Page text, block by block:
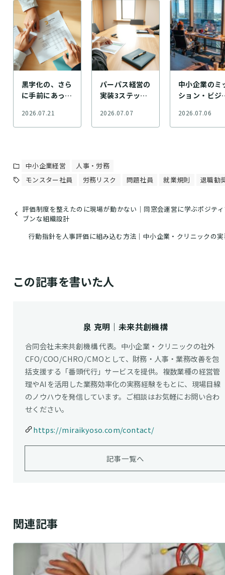
黒字化の、さら
に手前にあった
ク経営の損益分
岐点と資金繰り
2026.07.21
パーパス経営の
実装3ステップ
を経営判断の軸
にする方法
2026.07.07
中小企業のミ
ション・ビジ
継者も使える
め方
2026.07.06
中小企業経営
人事・労務
モンスター社員
労務リスク 問題社員 就業規則 退職勧
評価制度を整えたのに現場が動かない｜同窓会運営に学ぶポジテ
ブンな組織設計
行動指針を人事評価に組み込む方法｜中小企業・クリニックの
この記事を書いた人
泉 克明｜未来共創機構
合同会社未来共創機構 代表。中小企業・クリニックの社外
CFO/COO/CHRO/CMOとして、財務・人事・業務改善を包
括支援する「番頭代行」サービスを提供。複数業種の経営管
理やAIを活用した業務効率化の実務経験をもとに、現場目線
のノウハウを発信しています。ご相談はお気軽にお問い合わ
せください。
https://miraikyoso.com/contact/
記事一覧へ
関連記事